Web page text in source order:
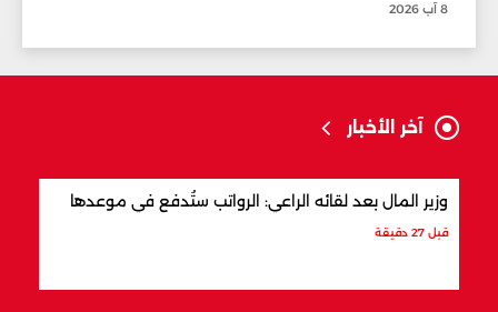
8 آب 2026
آخر الأخبار
وزير المال بعد لقائه الراعي: الرواتب ستُدفع في موعدها
قبل 27 دقيقة